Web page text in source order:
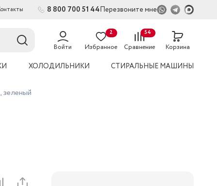
8 800 700 51 44Перезвоните мне
Войти Избранное
2
Сравнение
54
Корзина
ХОЛОДИЛЬНИКИ СТИРАЛЬНЫЕ МАШИНЫ